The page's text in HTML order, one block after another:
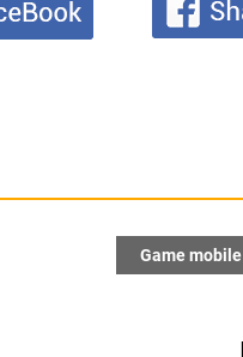
Game mobile